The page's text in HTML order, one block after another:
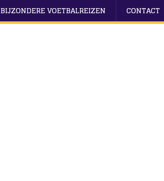
BIJZONDERE VOETBALREIZEN CONTACT